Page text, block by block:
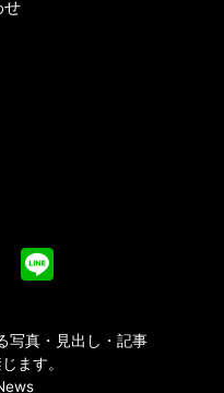
せ
写真・見出し・記事
ます。